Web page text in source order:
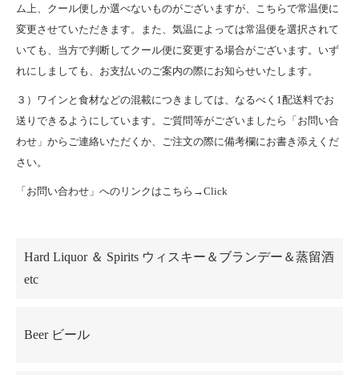
ム上、クール便しか選べないものがございますが、こちらで常温便に
変更させていただきます。また、気温によっては常温便を選択されて
いても、当方で判断してクール便に変更する場合がございます。いず
れにしましても、お支払いのご案内の際にお知らせいたします。
３）ワインと食材などの混載につきましては、なるべく1配送料でお
送りできるようにしています。ご質問等がございましたら「お問い合
わせ」からご連絡いただくか、ご注文の際に備考欄にお書き添えくだ
さい。
「お問い合わせ」へのリンクはこちら→Click
Hard Liquor ＆ Spirits ウィスキー＆ブランデー＆蒸留酒
etc
Beer ビール